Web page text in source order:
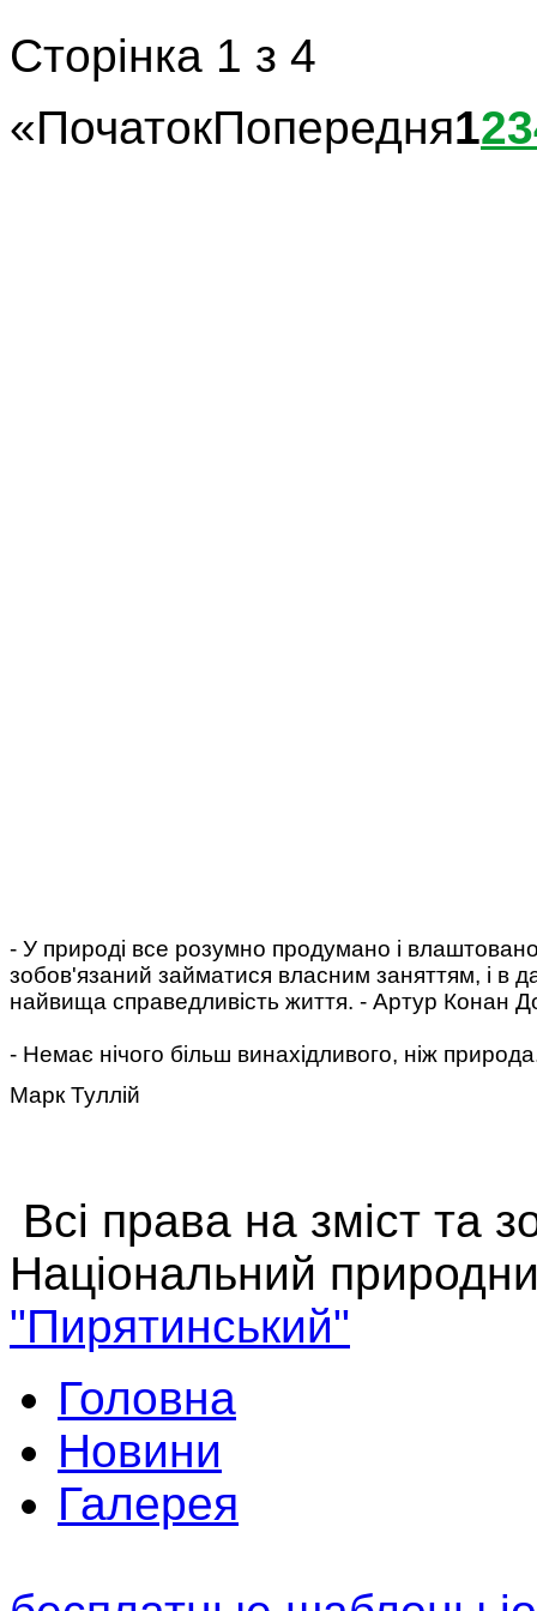
Сторінка 1 з 4
«ПочатокПопередня123
- У природі все розумно продумано і
зобов'язаний займатися власним заняттям, і в
найвища справедливість життя. - Артур Конан
- Немає нічого більш винахідливого, ніж
Марк Туллій
Всі права на зміст та
Національний
"Пирятинський"
Головна
Новини
Галерея